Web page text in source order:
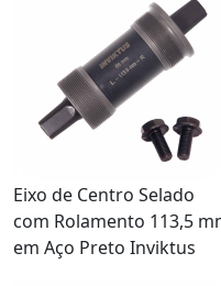
Eixo de Centro Selado
com Rolamento 113,5
em Aço Preto Inviktus